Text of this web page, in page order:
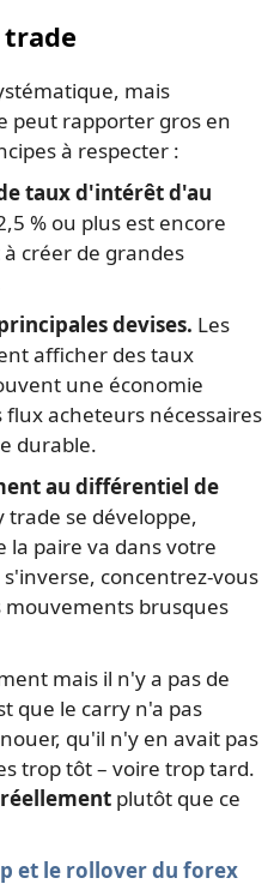
trade
mais
peut rapporter gros en
à respecter :
taux d'intérêt d'au
% ou plus est encore
créer de grandes
devises. Les
afficher des taux
une économie
acheteurs nécessaires
durable.
au différentiel de
trade se développe,
la paire va dans votre
concentrez-vous
mouvements brusques
mais il n'y a pas de
que le carry n'a pas
qu'il n'y en avait pas
trop tôt – voire trop tard.
réellement plutôt que ce
et le rollover du forex